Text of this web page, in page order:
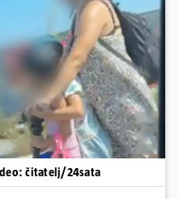
videa...
čitatelj/24sata